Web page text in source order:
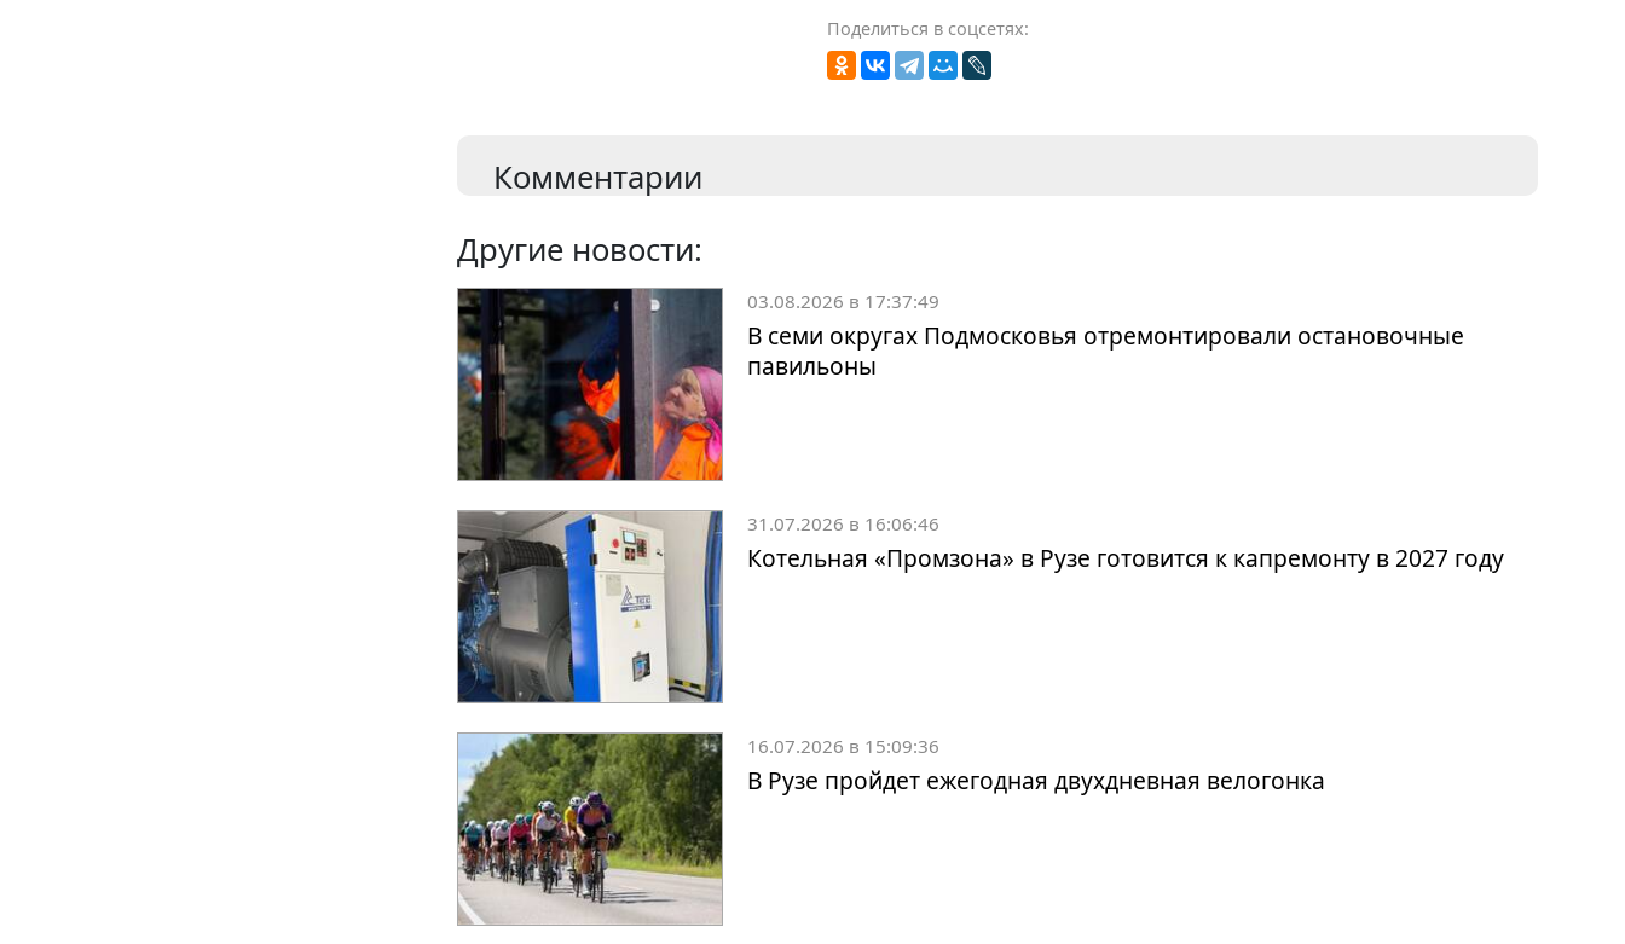
Поделиться в соцсетях:
Комментарии
Другие новости:
03.08.2026 в 17:37:49
В семи округах Подмосковья отремонтировали остановочные
павильоны
31.07.2026 в 16:06:46
Котельная «Промзона» в Рузе готовится к капремонту в 2027 году
16.07.2026 в 15:09:36
В Рузе пройдет ежегодная двухдневная велогонка